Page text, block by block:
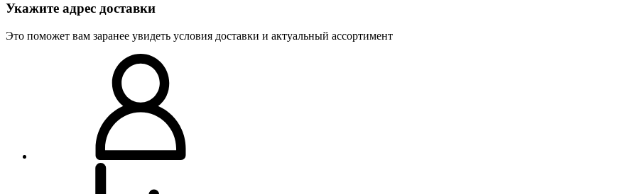
Укажите адрес доставки
Это поможет вам заранее увидеть условия доставки и актуальный ассортимент